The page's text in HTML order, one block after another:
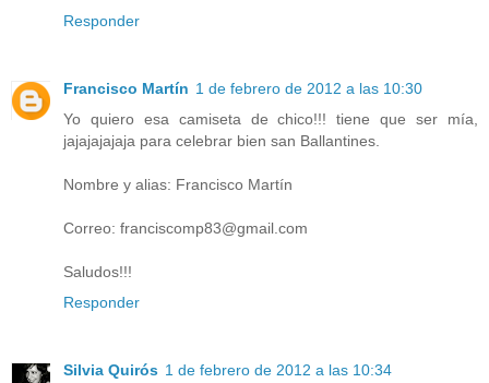
Responder
Francisco Martín 1 de febrero de 2012 a las 10:30
Yo quiero esa camiseta de chico!!! tiene que ser mía,
jajajajajaja para celebrar bien san Ballantines.
Nombre y alias: Francisco Martín
Correo: franciscomp83@gmail.com
Saludos!!!
Responder
Silvia Quirós 1 de febrero de 2012 a las 10:34